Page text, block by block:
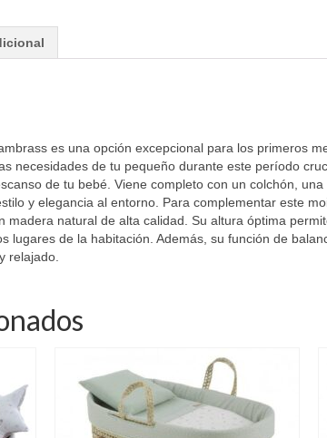
es una opción excepcional para los primeros
necesidades de tu pequeño durante este período
de tu bebé. Viene completo con un colchón,
y elegancia al entorno. Para complementar este
madera natural de alta calidad. Su altura óptima
lugares de la habitación. Además, su función de
relajado.